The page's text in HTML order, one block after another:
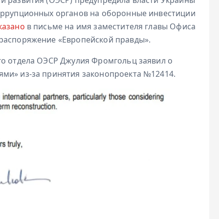
органов на оборонные инвестиции
в письме на имя заместителя главы Офиса
«Европейской правды».
отдела ОЭСР Джулия Фромгольц заявил о
из-за принятия законопроекта №12414.